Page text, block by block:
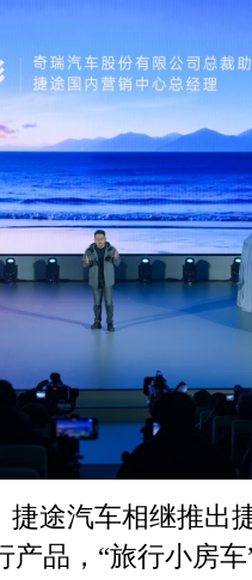
捷途汽车相继推出
产品，“旅行小房